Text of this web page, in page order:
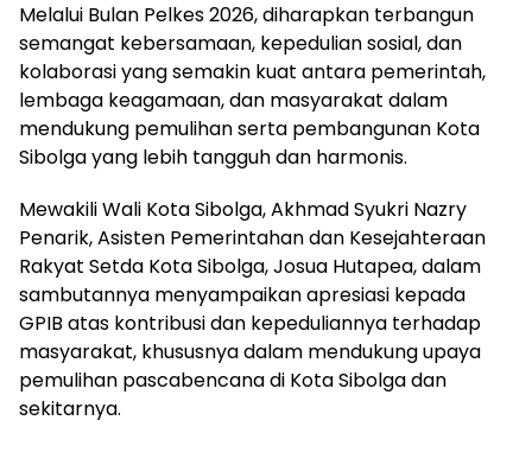
Melalui Bulan Pelkes 2026, diharapkan terbangun
semangat kebersamaan, kepedulian sosial, dan
kolaborasi yang semakin kuat antara pemerintah,
lembaga keagamaan, dan masyarakat dalam
mendukung pemulihan serta pembangunan Kota
Sibolga yang lebih tangguh dan harmonis.
Mewakili Wali Kota Sibolga, Akhmad Syukri Nazry
Penarik, Asisten Pemerintahan dan Kesejahteraan
Rakyat Setda Kota Sibolga, Josua Hutapea, dalam
sambutannya menyampaikan apresiasi kepada
GPIB atas kontribusi dan kepeduliannya terhadap
masyarakat, khususnya dalam mendukung upaya
pemulihan pascabencana di Kota Sibolga dan
sekitarnya.